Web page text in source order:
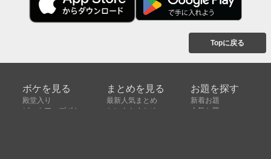
Topに戻る
ボケを見る
殿堂入り
ピックアップボケ
まとめを見る
最新人気まとめ
セレクトまとめ
お題を探す
新着お題
人気お題